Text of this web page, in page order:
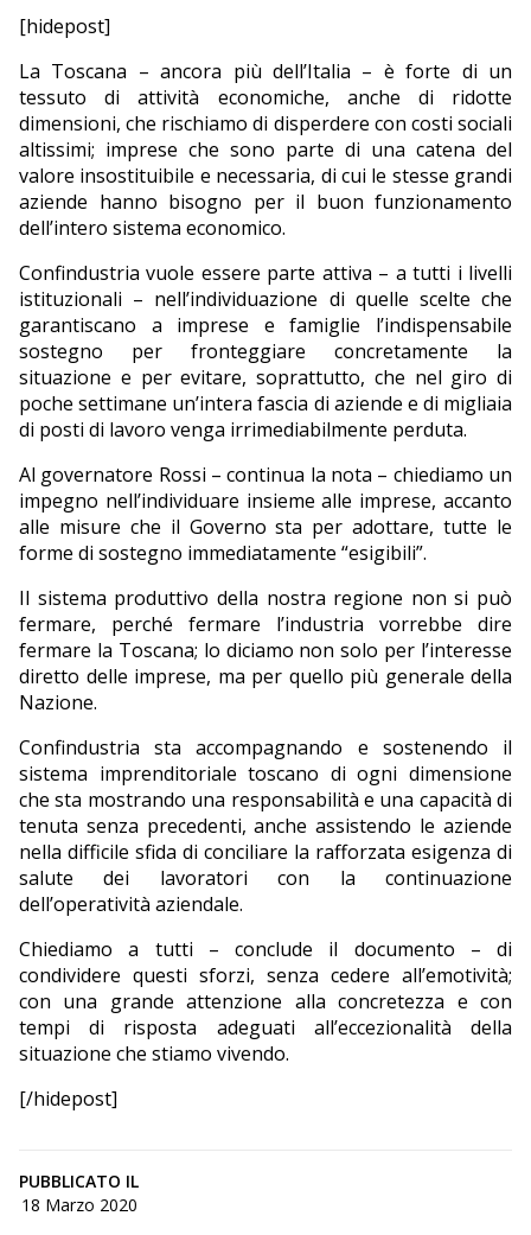
[hidepost]
La Toscana – ancora più dell’Italia – è forte di un
tessuto di attività economiche, anche di ridotte
dimensioni, che rischiamo di disperdere con costi sociali
altissimi; imprese che sono parte di una catena del
valore insostituibile e necessaria, di cui le stesse grandi
aziende hanno bisogno per il buon funzionamento
dell’intero sistema economico.
Confindustria vuole essere parte attiva – a tutti i livelli
istituzionali – nell’individuazione di quelle scelte che
garantiscano a imprese e famiglie l’indispensabile
sostegno per fronteggiare concretamente la
situazione e per evitare, soprattutto, che nel giro di
poche settimane un’intera fascia di aziende e di migliaia
di posti di lavoro venga irrimediabilmente perduta.
Al governatore Rossi – continua la nota – chiediamo un
impegno nell’individuare insieme alle imprese, accanto
alle misure che il Governo sta per adottare, tutte le
forme di sostegno immediatamente “esigibili”.
Il sistema produttivo della nostra regione non si può
fermare, perché fermare l’industria vorrebbe dire
fermare la Toscana; lo diciamo non solo per l’interesse
diretto delle imprese, ma per quello più generale della
Nazione.
Confindustria sta accompagnando e sostenendo il
sistema imprenditoriale toscano di ogni dimensione
che sta mostrando una responsabilità e una capacità di
tenuta senza precedenti, anche assistendo le aziende
nella difficile sfida di conciliare la rafforzata esigenza di
salute dei lavoratori con la continuazione
dell’operatività aziendale.
Chiediamo a tutti – conclude il documento – di
condividere questi sforzi, senza cedere all’emotività;
con una grande attenzione alla concretezza e con
tempi di risposta adeguati all’eccezionalità della
situazione che stiamo vivendo.
[/hidepost]
PUBBLICATO IL
18 Marzo 2020